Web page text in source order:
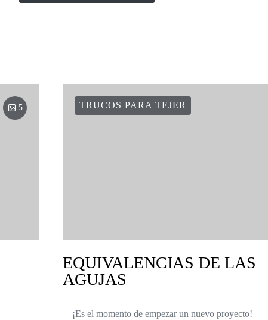
5 TRUCOS PARA TEJER
EQUIVALENCIAS DE LAS
AGUJAS
¡Es el momento de empezar un nuevo proyecto!